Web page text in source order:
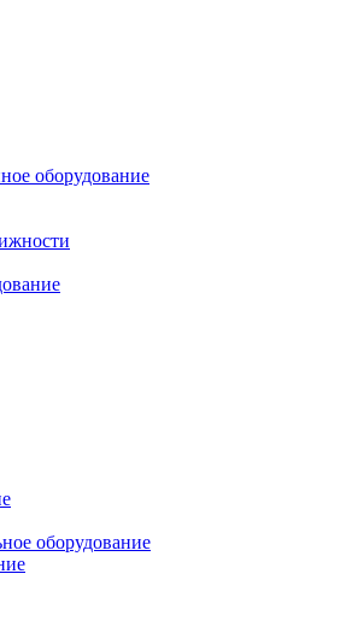
оборудование
оборудование